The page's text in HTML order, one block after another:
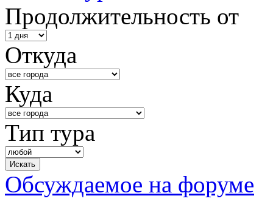
Продолжительность от
Откуда
Куда
Тип тура
Обсуждаемое на форуме